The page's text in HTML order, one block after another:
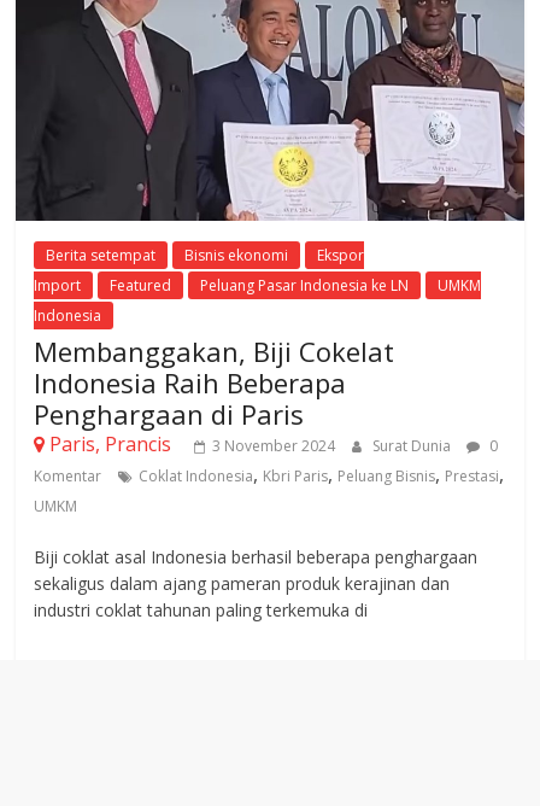
Berita setempat Bisnis ekonomi
Ekspor
Import
Featured Peluang Pasar Indonesia ke LN
UMKM
Indonesia
Membanggakan, Biji Cokelat
Indonesia Raih Beberapa
Penghargaan di Paris
Paris, Prancis 3 November 2024 Surat Dunia
0
Komentar
Coklat Indonesia, Kbri Paris, Peluang Bisnis, Prestasi,
UMKM
Biji coklat asal Indonesia berhasil beberapa penghargaan
sekaligus dalam ajang pameran produk kerajinan dan
industri coklat tahunan paling terkemuka di